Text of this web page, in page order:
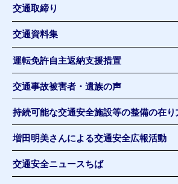
交通取締り
交通資料集
運転免許自主返納支援措置
交通事故被害者・遺族の声
持続可能な交通安全施設等の整備の在
増田明美さんによる交通安全広報活動
交通安全ニュースちば